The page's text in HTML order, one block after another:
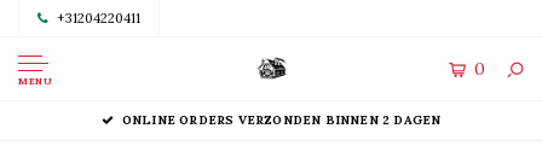
+31204220411
MENU
0
ONLINE ORDERS VERZONDEN BINNEN 2 DAGEN